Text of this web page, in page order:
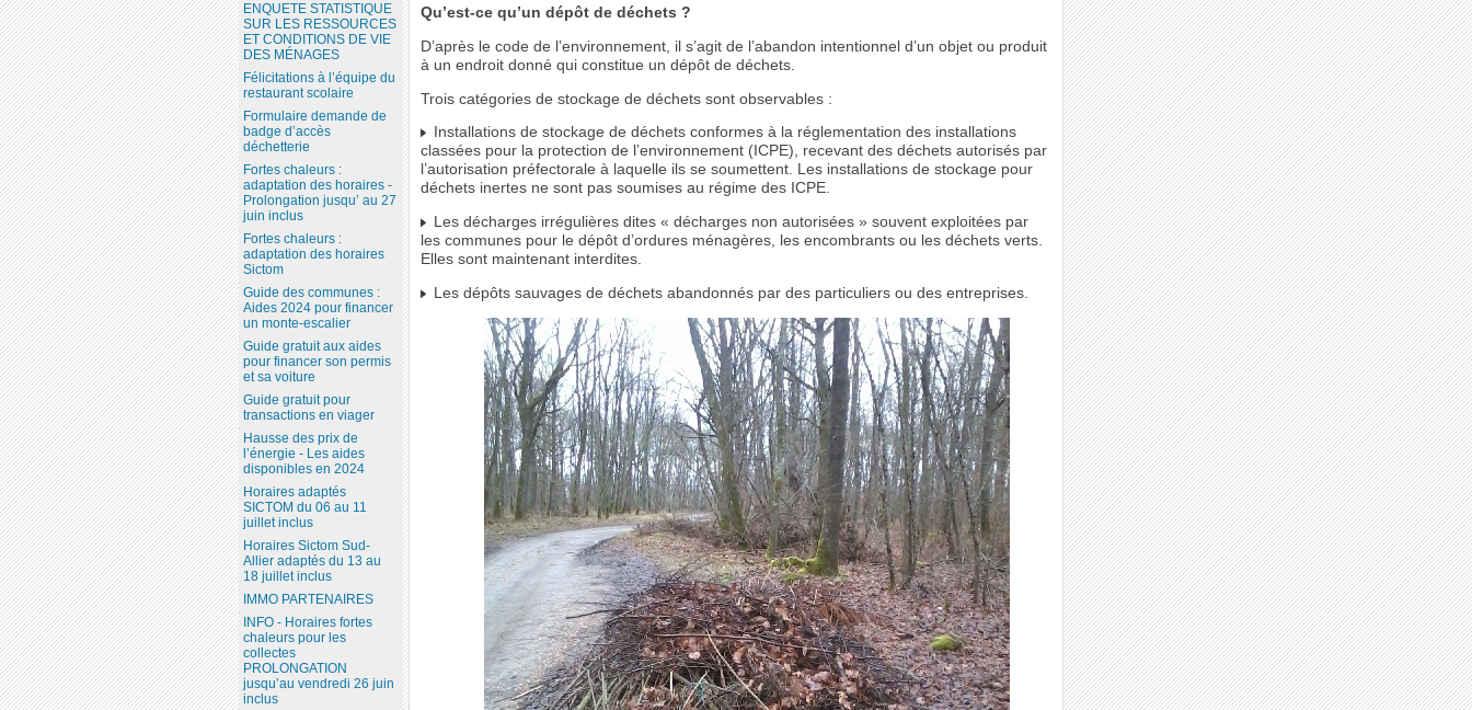
Qu’est-ce qu’un dépôt de déchets ?
D’après le code de l’environnement, il s’agit de l’abandon intentionnel d’un objet ou produit
à un endroit donné qui constitue un dépôt de déchets.
Trois catégories de stockage de déchets sont observables :
Installations de stockage de déchets conformes à la réglementation des installations
classées pour la protection de l’environnement (ICPE), recevant des déchets autorisés par
l’autorisation préfectorale à laquelle ils se soumettent. Les installations de stockage pour
déchets inertes ne sont pas soumises au régime des ICPE.
Les décharges irrégulières dites « décharges non autorisées » souvent exploitées par
les communes pour le dépôt d’ordures ménagères, les encombrants ou les déchets verts.
Elles sont maintenant interdites.
Les dépôts sauvages de déchets abandonnés par des particuliers ou des entreprises.
ENQUETE STATISTIQUE
SUR LES RESSOURCES
ET CONDITIONS DE VIE
DES MÉNAGES
Félicitations à l’équipe du
restaurant scolaire
Formulaire demande de
badge d’accès
déchetterie
Fortes chaleurs :
adaptation des horaires -
Prolongation jusqu’ au 27
juin inclus
Fortes chaleurs :
adaptation des horaires
Sictom
Guide des communes :
Aides 2024 pour financer
un monte-escalier
Guide gratuit aux aides
pour financer son permis
et sa voiture
Guide gratuit pour
transactions en viager
Hausse des prix de
l’énergie - Les aides
disponibles en 2024
Horaires adaptés
SICTOM du 06 au 11
juillet inclus
Horaires Sictom Sud-
Allier adaptés du 13 au
18 juillet inclus
IMMO PARTENAIRES
INFO - Horaires fortes
chaleurs pour les
collectes
PROLONGATION
jusqu’au vendredi 26 juin
inclus